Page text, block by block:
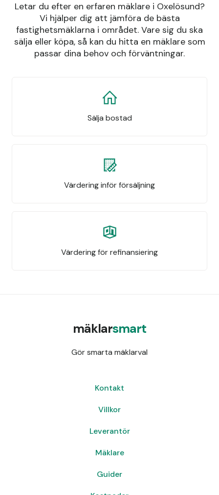
Letar du efter en erfaren mäklare i Oxelösund?
Vi hjälper dig att jämföra de bästa
fastighetsmäklarna i området. Vare sig du ska
sälja eller köpa, så kan du hitta en mäklare som
passar dina behov och förväntningar.
Sälja bostad
Värdering inför försäljning
Värdering för refinansiering
mäklarsmart
Gör smarta mäklarval
Kontakt
Villkor
Leverantör
Mäklare
Guider